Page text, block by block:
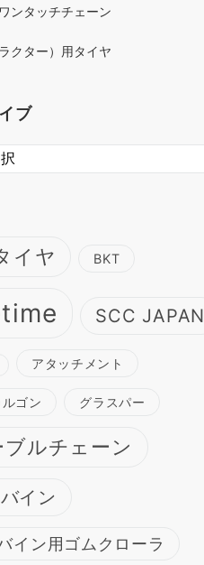
ンタッチチェーン
クター）用タイヤ
ブ
イヤ BKT
SCC JAPAN
アタッチメント
ゴン グラスパー
ルチェーン
イン
イン用ゴムクローラ